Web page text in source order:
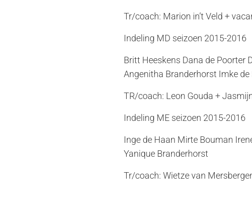
Tr/coach: Marion in’t Veld +
Indeling MD seizoen 2015-2016
Britt Heeskens Dana de Poorter
Angenitha Branderhorst Imke
TR/coach: Leon Gouda +
Indeling ME seizoen 2015-2016
Inge de Haan Mirte Bouman
Yanique Branderhorst
Tr/coach: Wietze van